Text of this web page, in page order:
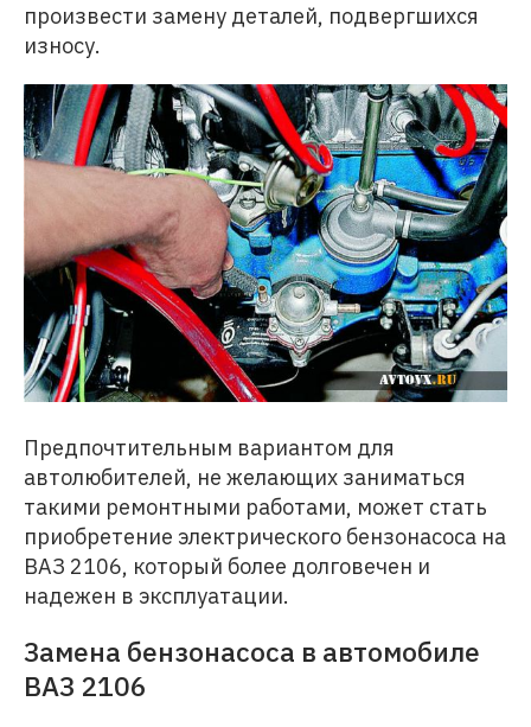
произвести замену деталей, подвергшихся
износу.
Предпочтительным вариантом для
автолюбителей, не желающих заниматься
такими ремонтными работами, может стать
приобретение электрического бензонасоса на
ВАЗ 2106, который более долговечен и
надежен в эксплуатации.
Замена бензонасоса в автомобиле
ВАЗ 2106